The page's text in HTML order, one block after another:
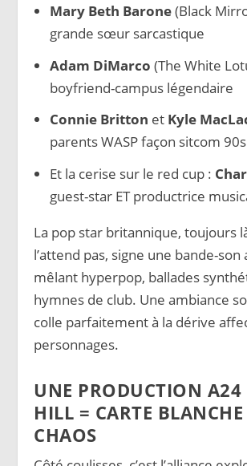
Mary Beth Barone(Black
grande sœur sarcastique
Adam DiMarco (The White
boyfriend-campus légendaire
Connie Britton et Kyle
parents WASP façon sitcom 90s
Et la cerise sur le red cup :
guest-star ET productrice
La pop star britannique, toujours
l’attend pas, signe une bande-son
mêlant hyperpop, ballades
hymnes de club. Une ambiance
colle parfaitement à la dérive
personnages.
UNE PRODUCTION A24
HILL = CARTE
CHAOS